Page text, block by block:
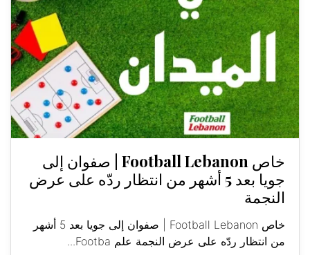
خاص Football Lebanon | صفوان إلى
جويا بعد 5 أشهر من انتظار ردّه على عرض
النجمة
خاص Football Lebanon | صفوان إلى جويا بعد 5 أشهر
من انتظار ردّه على عرض النجمة علم Footba...